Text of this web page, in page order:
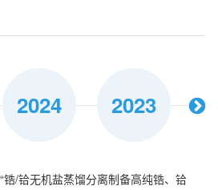
2024 2023
/铪无机盐蒸馏分离制备高纯锆、铪
份有限公司研发中心工会小组被福
工商联授予“抗击新冠肺炎疫情先进民
杨辉当选第十二届“福建省政协委员”